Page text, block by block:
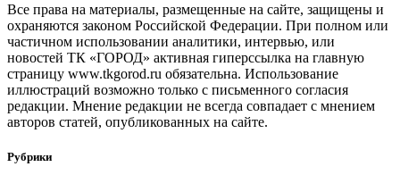
Все права на материалы, размещенные на сайте, защищены и
охраняются законом Российской Федерации. При полном или
частичном использовании аналитики, интервью, или
новостей ТК «ГОРОД» активная гиперссылка на главную
страницу www.tkgorod.ru обязательна. Использование
иллюстраций возможно только с письменного согласия
редакции. Мнение редакции не всегда совпадает с мнением
авторов статей, опубликованных на сайте.
Рубрики